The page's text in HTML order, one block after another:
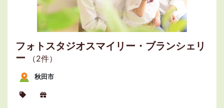
フォトスタジオスマイリー・ブランシェリ
ー
（2件）
秋田市